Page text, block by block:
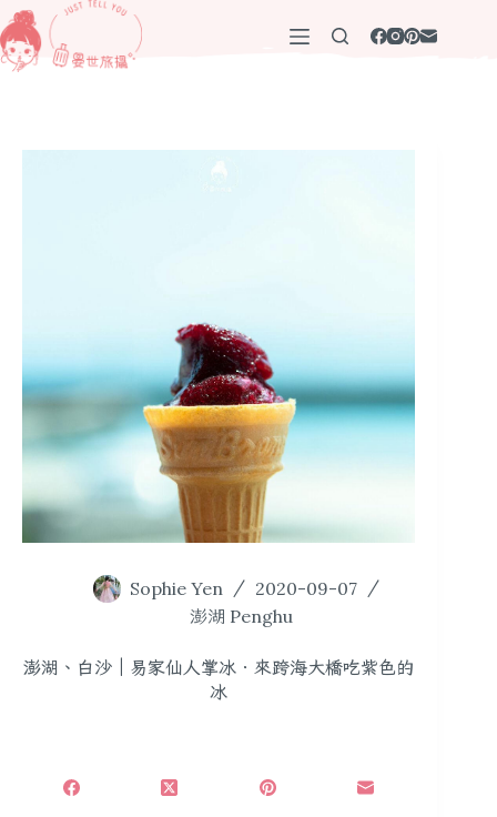
跳
至
主
Sophie Yen
2020-09-07
澎湖 Penghu
澎湖、白沙｜易家仙人掌冰．來跨海大橋吃紫色的
冰